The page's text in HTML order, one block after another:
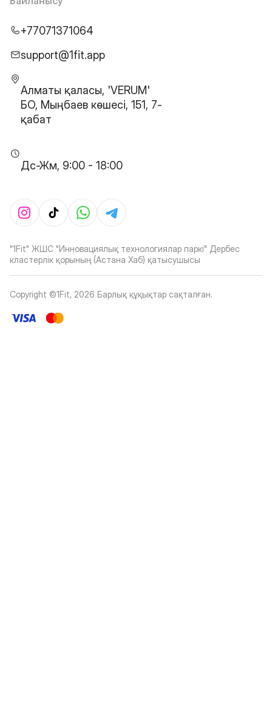
+77071371064
support@1fit.app
Алматы қаласы, 'VERUM'
БО, Мыңбаев көшесі, 151, 7-
қабат
Дс-Жм, 9:00 - 18:00
"1Fit" ЖШС "Инновациялық технологиялар паркі" Дербес
кластерлік қорының (Астана Хаб) қатысушысы
Copyright ©1Fit, 2026 Барлық құқықтар сақталған.